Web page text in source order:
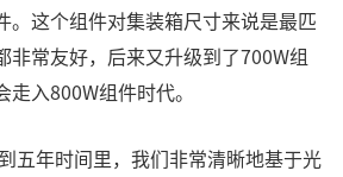
。这个组件对集装箱尺寸来说是最匹
非常友好，后来又升级到了700W组
入800W组件时代。
五年时间里，我们非常清晰地基于光